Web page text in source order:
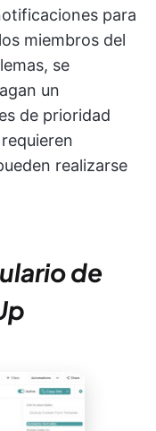
para
miembros del
se
un
de prioridad
realizarse
de